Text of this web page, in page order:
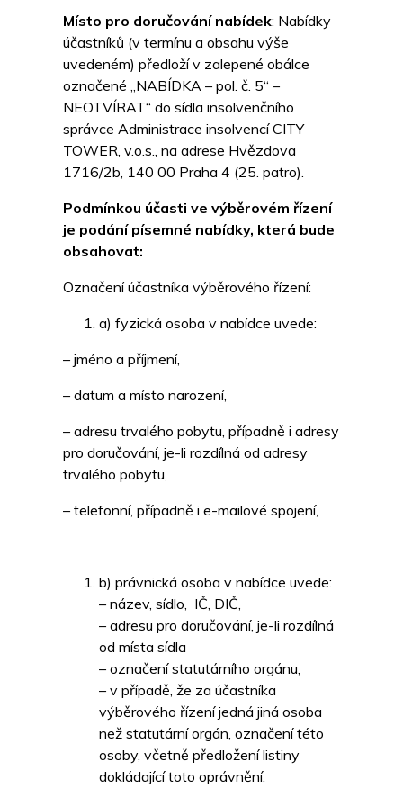
Místo pro doručování nabídek: Nabídky
účastníků (v termínu a obsahu výše
uvedeném) předloží v zalepené obálce
označené „NABÍDKA – pol. č. 5“ –
NEOTVÍRAT“ do sídla insolvenčního
správce Administrace insolvencí CITY
TOWER, v.o.s., na adrese Hvězdova
1716/2b, 140 00 Praha 4 (25. patro).
Podmínkou účasti ve výběrovém řízení
je podání písemné nabídky, která bude
obsahovat:
Označení účastníka výběrového řízení:
a) fyzická osoba v nabídce uvede:
– jméno a příjmení,
– datum a místo narození,
– adresu trvalého pobytu, případně i adresy
pro doručování, je-li rozdílná od adresy
trvalého pobytu,
– telefonní, případně i e-mailové spojení,
b) právnická osoba v nabídce uvede:
– název, sídlo, IČ, DIČ,
– adresu pro doručování, je-li rozdílná
od místa sídla
– označení statutárního orgánu,
– v případě, že za účastníka
výběrového řízení jedná jiná osoba
než statutární orgán, označení této
osoby, včetně předložení listiny
dokládající toto oprávnění.